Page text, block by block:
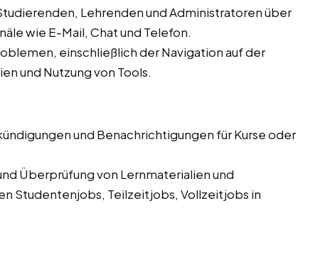
Lehrenden und Administratoren über
wie E-Mail, Chat und Telefon.
einschließlich der Navigation auf der
und Nutzung von Tools.
und Benachrichtigungen für Kurse oder
Überprüfung von Lernmaterialien und
Studentenjobs, Teilzeitjobs, Vollzeitjobs in